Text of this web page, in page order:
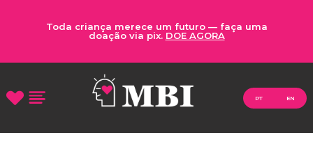
Toda criança merece um futuro — faça uma
doação via pix. DOE AGORA
PT EN